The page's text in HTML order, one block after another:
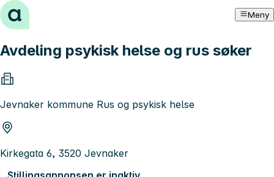
Hopp til innhold Meny
Avdeling psykisk helse og rus søker
Jevnaker kommune Rus og psykisk helse
Kirkegata 6, 3520 Jevnaker